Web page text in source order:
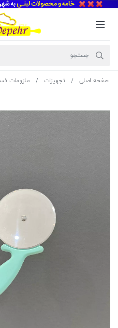
صفحه اصلی تجهیزات ملزومات